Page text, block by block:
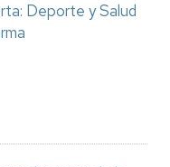
Deporte y Salud